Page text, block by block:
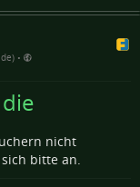
•
nicht
bitte an.